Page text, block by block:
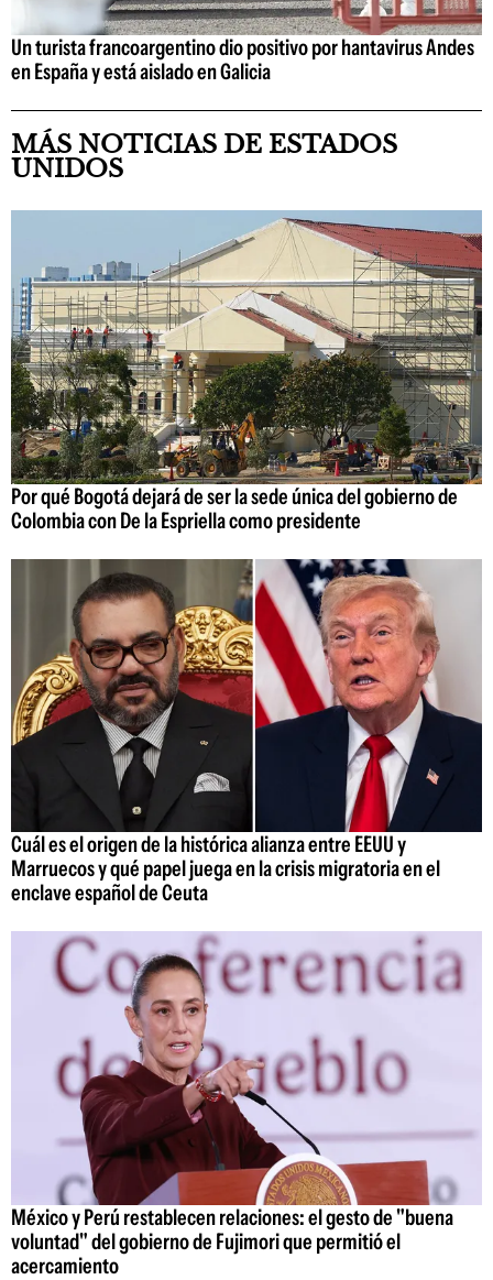
Un turista francoargentino dio positivo por hantavirus Andes
en España y está aislado en Galicia
MÁS NOTICIAS DE ESTADOS
UNIDOS
Por qué Bogotá dejará de ser la sede única del gobierno de
Colombia con De la Espriella como presidente
Cuál es el origen de la histórica alianza entre EEUU y
Marruecos y qué papel juega en la crisis migratoria en el
enclave español de Ceuta
México y Perú restablecen relaciones: el gesto de "buena
voluntad" del gobierno de Fujimori que permitió el
acercamiento